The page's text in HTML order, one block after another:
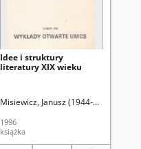
Idee i struktury
literatury XIX wieku
Misiewicz, Janusz (1944-2015)
1996
książka